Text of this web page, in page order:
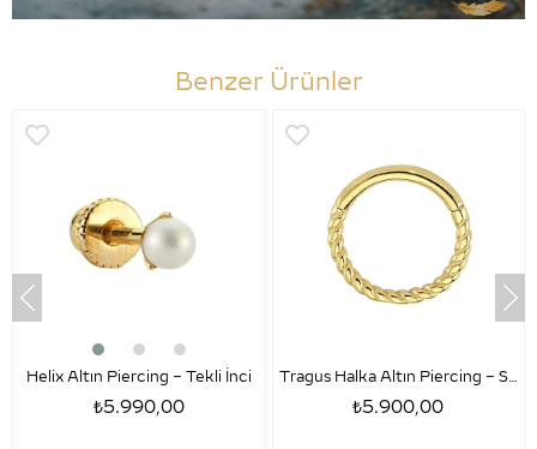
Benzer Ürünler
Helix Altın Piercing – Tekli İnci
₺5.990,00
Tragus Halka Altın Piercing – Sezar
₺5.900,00